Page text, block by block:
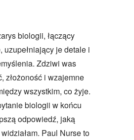
biologii, łączący
uzupełniający je detale i
Zdziwi was
złożoność i wzajemne
wszystkim, co żyje.
biologii w końcu
odpowiedź, jaką
Paul Nurse to